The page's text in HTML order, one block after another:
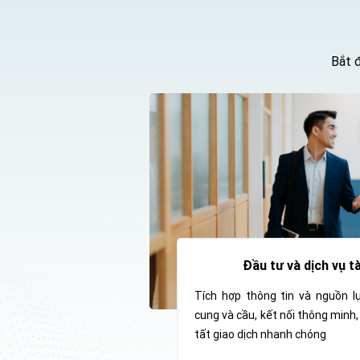
Tập
Viettel
trợ VT
Việt
đơn vị
Digital
OCS
Y tế,
đó có
loại
Viettel
thông
mật
3DES
Bắt
Đầu tư và dịch vụ
Tích hợp thông tin và nguồn
cung và cầu, kết nối thông
tất giao dịch nhanh chóng